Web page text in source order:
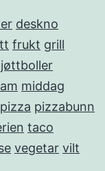
deskno
frukt grill
middag
pizza pizzabunn
taco
vegetar vilt